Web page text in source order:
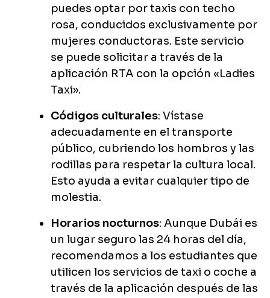
puedes optar por taxis con techo
rosa, conducidos exclusivamente por
mujeres conductoras. Este servicio
se puede solicitar a través de la
aplicación RTA con la opción «Ladies
Taxi».
Códigos culturales: Vístase
adecuadamente en el transporte
público, cubriendo los hombros y las
rodillas para respetar la cultura local.
Esto ayuda a evitar cualquier tipo de
molestia.
Horarios nocturnos: Aunque Dubái es
un lugar seguro las 24 horas del día,
recomendamos a los estudiantes que
utilicen los servicios de taxi o coche a
través de la aplicación después de las